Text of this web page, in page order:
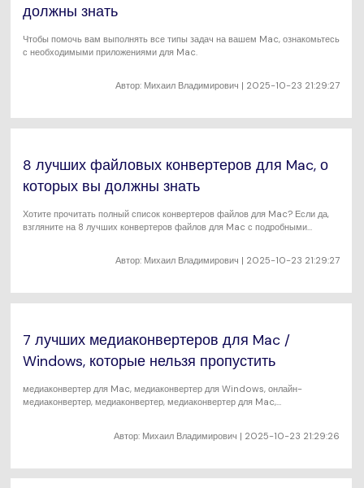
должны знать
Чтобы помочь вам выполнять все типы задач на вашем Mac, ознакомьтесь
с необходимыми приложениями для Mac.
Автор: Михаил Владимирович | 2025-10-23 21:29:27
8 лучших файловых конвертеров для Mac, о
которых вы должны знать
Хотите прочитать полный список конвертеров файлов для Mac? Если да,
взгляните на 8 лучших конвертеров файлов для Mac с подробными
Автор: Михаил Владимирович | 2025-10-23 21:29:27
7 лучших медиаконвертеров для Mac /
Windows, которые нельзя пропустить
медиаконвертер для Mac, медиаконвертер для Windows, онлайн-
медиаконвертер, медиаконвертер, медиаконвертер для Mac,
Автор: Михаил Владимирович | 2025-10-23 21:29:26